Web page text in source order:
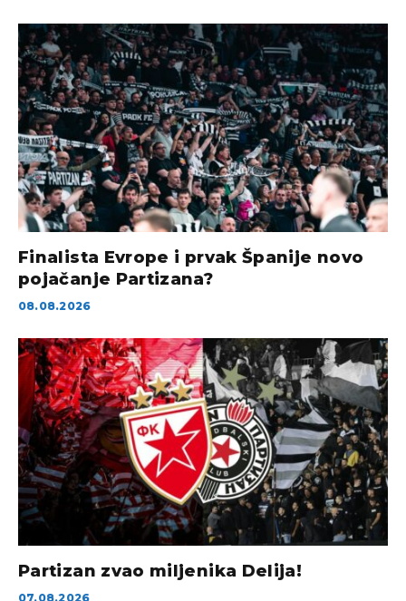
Finalista Evrope i prvak Španije novo
pojačanje Partizana?
08.08.2026
Partizan zvao miljenika Delija!
07.08.2026